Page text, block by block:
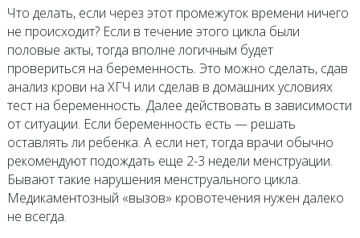
Что делать, если через этот промежуток времени ничего
не происходит? Если в течение этого цикла были
половые акты, тогда вполне логичным будет
провериться на беременность. Это можно сделать, сдав
анализ крови на ХГЧ или сделав в домашних условиях
тест на беременность. Далее действовать в зависимости
от ситуации. Если беременность есть — решать
оставлять ли ребенка. А если нет, тогда врачи обычно
рекомендуют подождать еще 2-3 недели менструации.
Бывают такие нарушения менструального цикла.
Медикаментозный «вызов» кровотечения нужен далеко
не всегда.